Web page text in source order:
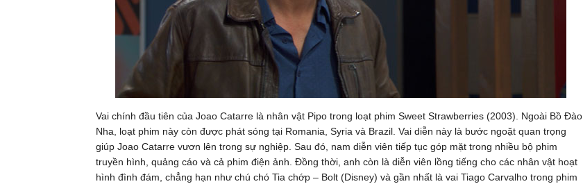
Vai chính đầu tiên của Joao Catarre là nhân vật Pipo trong loạt phim Sweet Strawberries (2003). Ngoài Bồ Đào
Nha, loạt phim này còn được phát sóng tại Romania, Syria và Brazil. Vai diễn này là bước ngoặt quan trọng
giúp Joao Catarre vươn lên trong sự nghiệp. Sau đó, nam diễn viên tiếp tục góp mặt trong nhiều bộ phim
truyền hình, quảng cáo và cả phim điện ảnh. Đồng thời, anh còn là diễn viên lồng tiếng cho các nhân vật hoạt
hình đình đám, chẳng hạn như chú chó Tia chớp – Bolt (Disney) và gần nhất là vai Tiago Carvalho trong phim